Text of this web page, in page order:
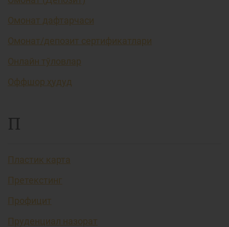
Омонат дафтарчаси
Омонат/депозит сертификатлари
Онлайн тўловлар
Оффшор ҳудуд
П
Пластик карта
Претекстинг
Профицит
Пруденциал назорат